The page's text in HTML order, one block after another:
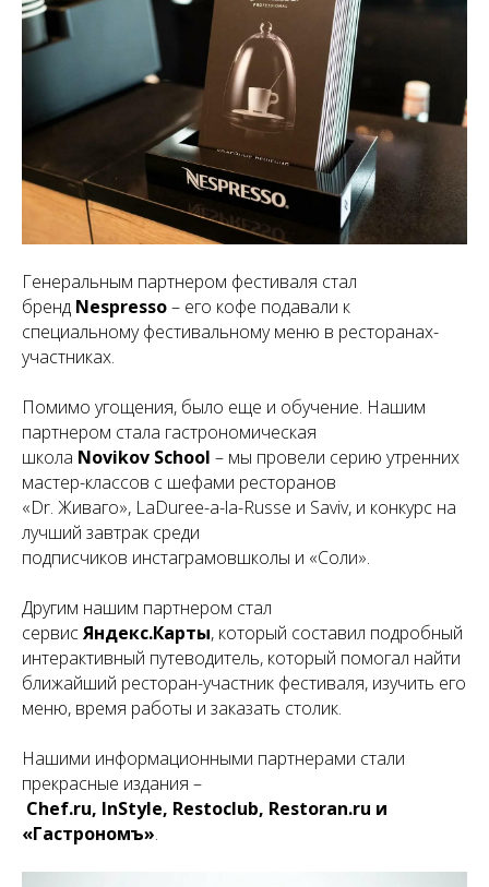
Генеральным партнером фестиваля стал
бренд Nespresso– его кофе подавали к
специальному фестивальному меню в ресторанах-
участниках.
Помимо угощения, было еще и обучение. Нашим
партнером стала гастрономическая
школа Novikov School – мы провели серию утренних
мастер-классов с шефами ресторанов
«Dr. Живаго», LaDuree-a-la-Russe и Saviv, и конкурс на
лучший завтрак среди
подписчиков инстаграмовшколы и «Соли».
Другим нашим партнером стал
сервисЯндекс.Карты, который составил подробный
интерактивный путеводитель, который помогал найти
ближайший ресторан-участник фестиваля, изучить его
меню, время работы и заказать столик.
Нашими информационными партнерами стали
прекрасные издания –
Chef.ru, InStyle, Restoclub, Restoran.ru и
«Гастрономъ».